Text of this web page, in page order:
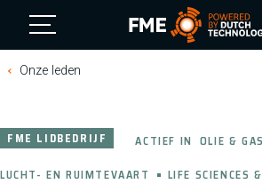
FME Logo, to the
Onze leden
FME LIDBEDRIJF ACTIEF IN OLIE & GAS
LUCHT- EN RUIMTEVAART
LIFE SCIENCES